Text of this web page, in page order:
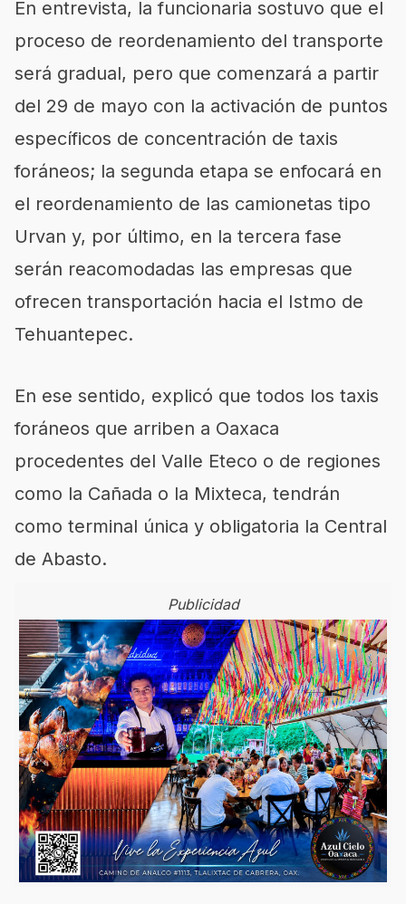
En entrevista, la funcionaria sostuvo que el
proceso de reordenamiento del transporte
será gradual, pero que comenzará a partir
del 29 de mayo con la activación de puntos
específicos de concentración de taxis
foráneos; la segunda etapa se enfocará en
el reordenamiento de las camionetas tipo
Urvan y, por último, en la tercera fase
serán reacomodadas las empresas que
ofrecen transportación hacia el Istmo de
Tehuantepec.
En ese sentido, explicó que todos los taxis
foráneos que arriben a Oaxaca
procedentes del Valle Eteco o de regiones
como la Cañada o la Mixteca, tendrán
como terminal única y obligatoria la Central
de Abasto.
Publicidad